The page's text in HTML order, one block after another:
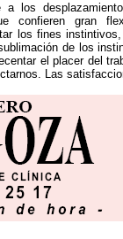
a los
confieren gran
los fines
de los
el placer del
Las